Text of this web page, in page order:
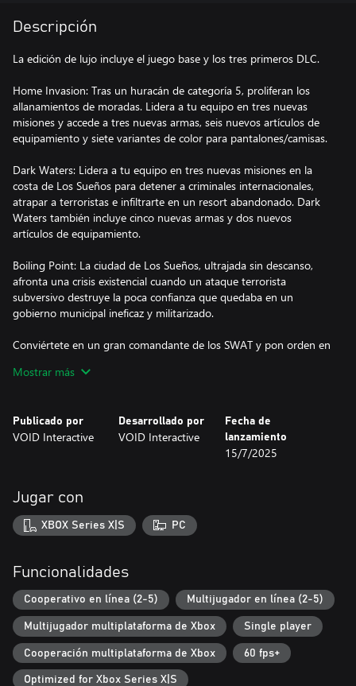
Descripción
La edición de lujo incluye el juego base y los tres primeros DLC.
Home Invasion: Tras un huracán de categoría 5, proliferan los
allanamientos de moradas. Lidera a tu equipo en tres nuevas
misiones y accede a tres nuevas armas, seis nuevos artículos de
equipamiento y siete variantes de color para pantalones/camisas.
Dark Waters: Lidera a tu equipo en tres nuevas misiones en la
costa de Los Sueños para detener a criminales internacionales,
atrapar a terroristas e infiltrarte en un resort abandonado. Dark
Waters también incluye cinco nuevas armas y dos nuevos
artículos de equipamiento.
Boiling Point: La ciudad de Los Sueños, ultrajada sin descanso,
afronta una crisis existencial cuando un ataque terrorista
subversivo destruye la poca confianza que quedaba en un
gobierno municipal ineficaz y militarizado.
Conviértete en un gran comandante de los SWAT y pon orden en
crueles y calculadores. Dótate de armas y equipamiento del
mundo real para afrontar misiones inspiradas en casos reales
contra los despiadados criminales de Los Sueños.
Todas tus decisiones, desde la selección del equipo hasta la
irrupción táctica y el enfrentamiento, marcan la diferencia entre la
vida y la muerte.
Toma el mando
Ready or Not ofrece una experiencia SWAT inmersiva. Dota a tus
agentes de armas y equipamiento auténticos y despliégalos en
misiones de alto riesgo inspiradas en el mundo real para asegurar
ubicaciones que ocultan amenazas delictivas y posible presencia
Mostrar más
Publicado por
VOID Interactive
Desarrollado por
VOID Interactive
Fecha de
lanzamiento
15/7/2025
Jugar con
XBOX Series X|S PC
Funcionalidades
Cooperativo en línea (2-5) Multijugador en línea (2-5)
Multijugador multiplataforma de Xbox Single player
Cooperación multiplataforma de Xbox 60 fps+
Optimized for Xbox Series X|S